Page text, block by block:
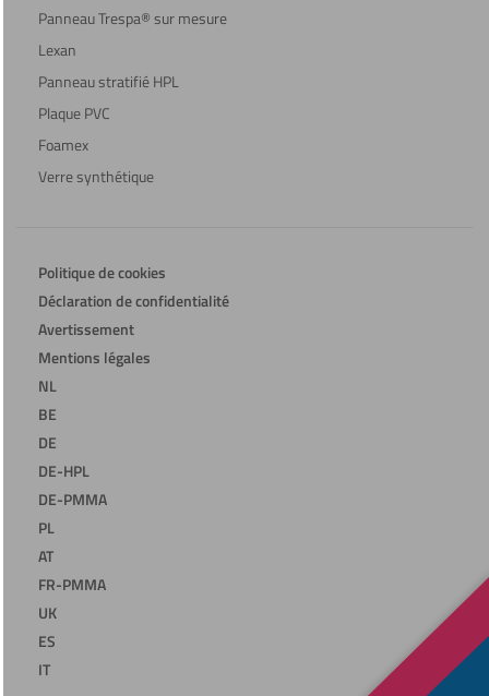
Panneau Trespa® sur mesure
Lexan
Panneau stratifié HPL
Plaque PVC
Foamex
Verre synthétique
Politique de cookies
Déclaration de confidentialité
Avertissement
Mentions légales
NL
BE
DE
DE-HPL
DE-PMMA
PL
AT
FR-PMMA
UK
ES
IT